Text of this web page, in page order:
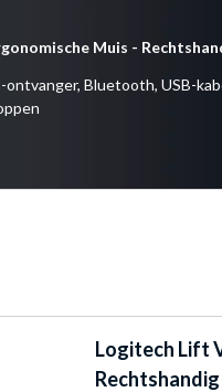
Muis -
ontvanger, Bluetooth, USB-
Logitech Lift
Rechtshandig